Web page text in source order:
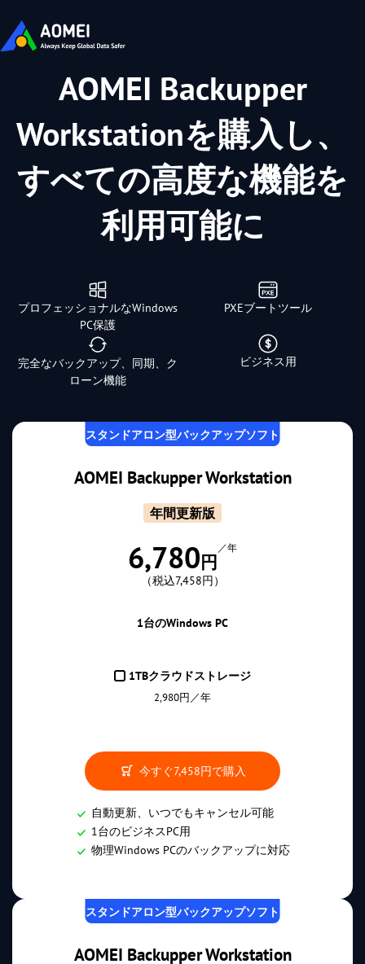
AOMEI Backupper
Workstationを購入し、
すべての高度な機能を
利用可能に
プロフェッショナルなWindows
PC保護
PXEブートツール
完全なバックアップ、同期、ク
ローン機能
ビジネス用
スタンドアロン型バックアップソフト
AOMEI Backupper Workstation
年間更新版
6,780円
／年
（税込7,458円）
1台のWindows PC
1TBクラウドストレージ
2,980円／年
今すぐ7,458円で購入
自動更新、いつでもキャンセル可能
1台のビジネスPC用
物理Windows PCのバックアップに対応
スタンドアロン型バックアップソフト
AOMEI Backupper Workstation